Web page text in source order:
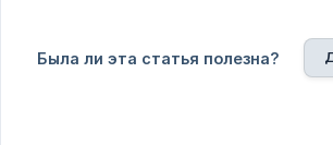
Была ли эта статья полезна?